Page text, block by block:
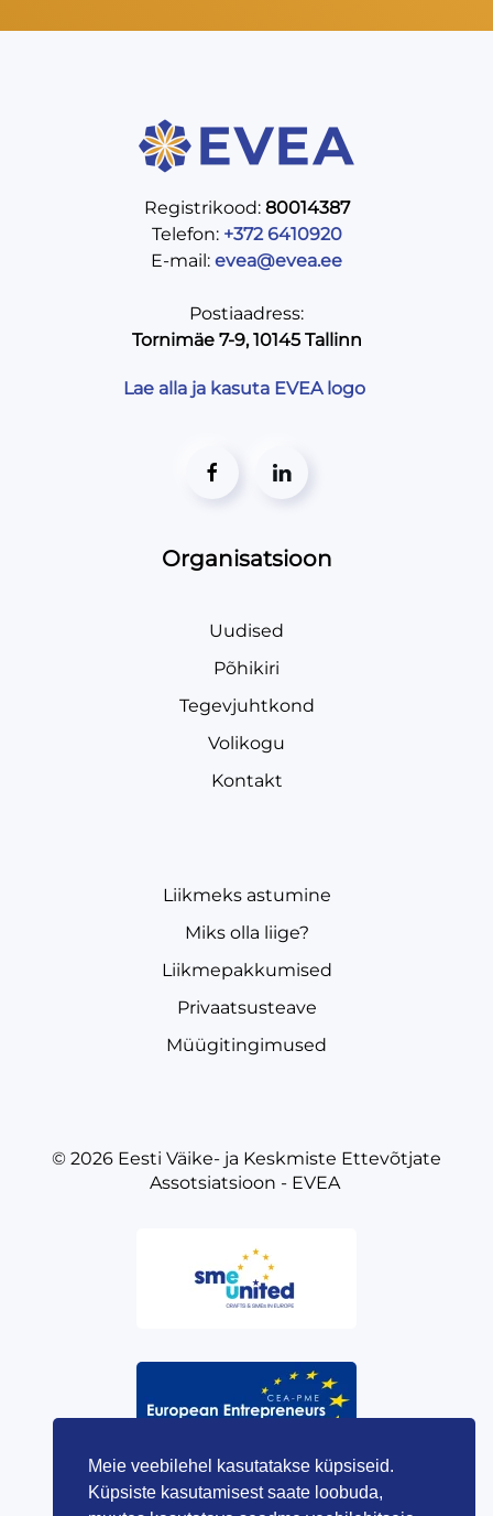
Registrikood: 80014387
Telefon: +372 6410920
E-mail: evea@evea.ee
Postiaadress:
Tornimäe 7-9, 10145 Tallinn
Lae alla ja kasuta EVEA logo
Organisatsioon
Uudised
Põhikiri
Tegevjuhtkond
Volikogu
Kontakt
Liikmeks astumine
Miks olla liige?
Liikmepakkumised
Privaatsusteave
Müügitingimused
© 2026 Eesti Väike- ja Keskmiste Ettevõtjate
Assotsiatsioon - EVEA
Meie veebilehel kasutatakse küpsiseid.
Küpsiste kasutamisest saate loobuda,